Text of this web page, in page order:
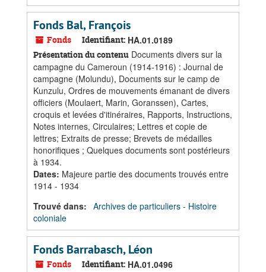
Fonds Bal, François
Fonds Identifiant: HA.01.0189
Présentation du contenu Documents divers sur la
campagne du Cameroun (1914-1916) : Journal de
campagne (Molundu), Documents sur le camp de
Kunzulu, Ordres de mouvements émanant de divers
officiers (Moulaert, Marin, Goranssen), Cartes,
croquis et levées d'itinéraires, Rapports, Instructions,
Notes internes, Circulaires; Lettres et copie de
lettres; Extraits de presse; Brevets de médailles
honorifiques ; Quelques documents sont postérieurs
à 1934.
Dates: Majeure partie des documents trouvés entre
1914 - 1934
Trouvé dans: Archives de particuliers - Histoire
coloniale
Fonds Barrabasch, Léon
Fonds Identifiant: HA.01.0496